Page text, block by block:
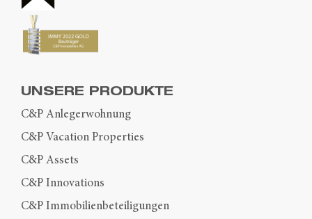
UNSERE PRODUKTE
C&P Anlegerwohnung
C&P Vacation Properties
C&P Assets
C&P Innovations
C&P Immobilienbeteiligungen